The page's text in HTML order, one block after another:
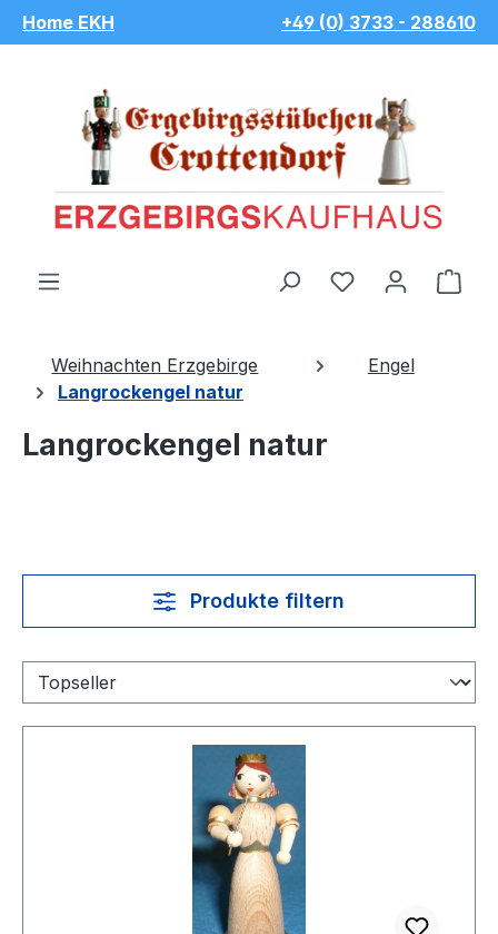
Zum Hauptinhalt springen
Home EKH +49 (0) 3733 - 288610
Du hast 0
Weihnachten Erzgebirge
Engel
Langrockengel natur
Langrockengel natur
Produkte filtern